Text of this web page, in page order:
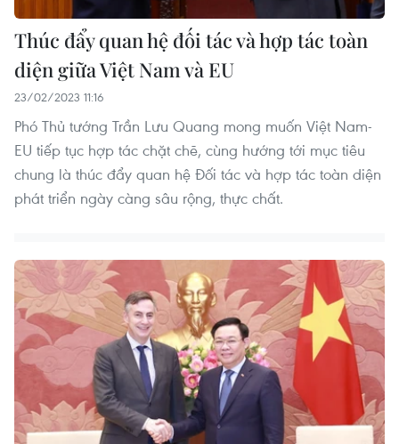
Thúc đẩy quan hệ đối tác và hợp tác toàn
diện giữa Việt Nam và EU
23/02/2023 11:16
Phó Thủ tướng Trần Lưu Quang mong muốn Việt Nam-
EU tiếp tục hợp tác chặt chẽ, cùng hướng tới mục tiêu
chung là thúc đẩy quan hệ Đối tác và hợp tác toàn diện
phát triển ngày càng sâu rộng, thực chất.